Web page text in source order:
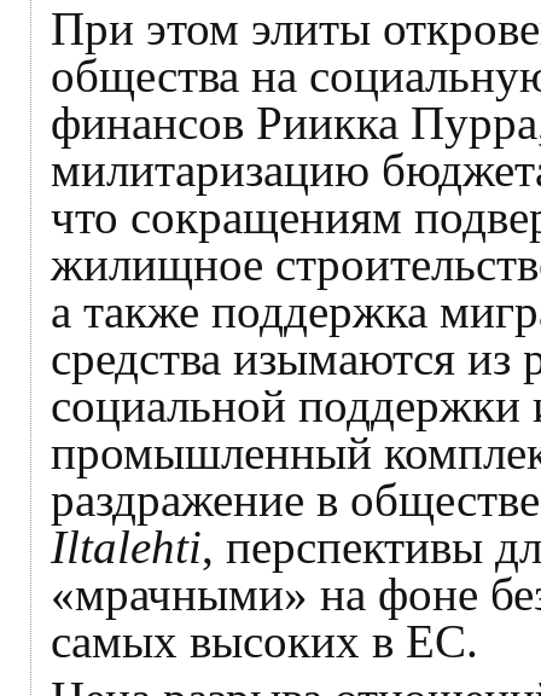
При этом элиты
общества на
финансов Риикка
милитаризацию
что сокращениям
жилищное
а также поддержка
средства изымаются из
социальной поддержки
промышленный
раздражение в
Iltalehti, перспективы
«мрачными» на фоне
самых высоких в ЕС.